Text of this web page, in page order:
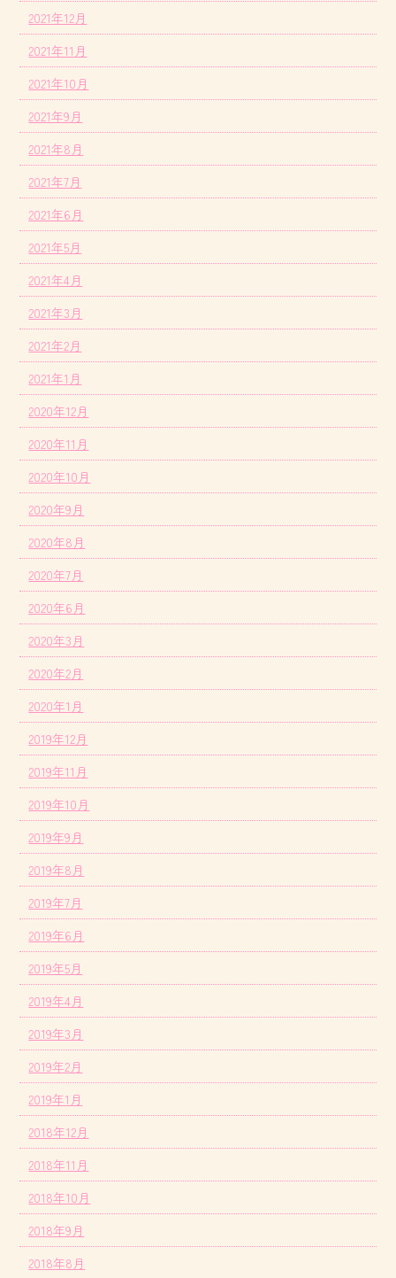
2021年12月
2021年11月
2021年10月
2021年9月
2021年8月
2021年7月
2021年6月
2021年5月
2021年4月
2021年3月
2021年2月
2021年1月
2020年12月
2020年11月
2020年10月
2020年9月
2020年8月
2020年7月
2020年6月
2020年3月
2020年2月
2020年1月
2019年12月
2019年11月
2019年10月
2019年9月
2019年8月
2019年7月
2019年6月
2019年5月
2019年4月
2019年3月
2019年2月
2019年1月
2018年12月
2018年11月
2018年10月
2018年9月
2018年8月